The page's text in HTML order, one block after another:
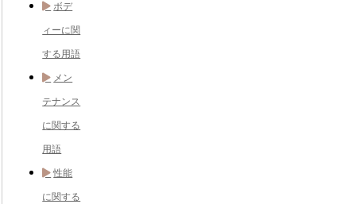
ボデ
ィーに関
する用語
メン
テナンス
に関する
用語
性能
に関する